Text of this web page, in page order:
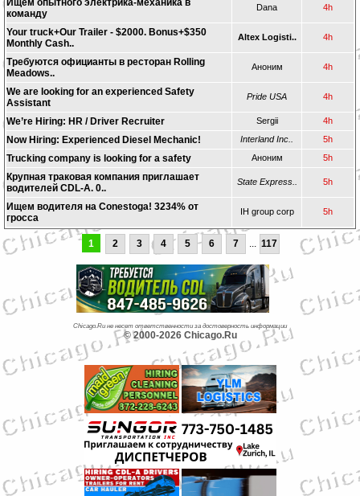
Ищем опытного электрика-механика в
команду
Dana 4h
Your truck+Our Trailer - $2000. Bonus+$350
Monthly Cash..
Altex Logisti.. 4h
Требуются официанты в ресторан Rolling
Meadows..
Аноним 4h
We are looking for an experienced Safety
Assistant
Pride USA 4h
We’re Hiring: HR / Driver Recruiter Sergii 4h
Now Hiring: Experienced Diesel Mechanic! Interland Inc.. 5h
Trucking company is looking for a safety Аноним 5h
Крупная траковая компания приглашает
водителей CDL-A. 0..
State Express.. 5h
Ищем водителя на Conestoga! 3234% от
гросса
IH group corp 5h
1 2 3 4 5 6 7 ... 117
Chicago.Ru не несет ответственности за достоверность информации
© 2000-2026 Chicago.Ru